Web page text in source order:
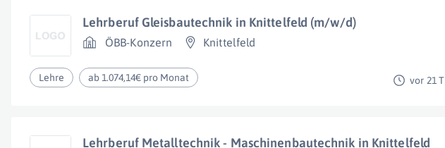
Lehrberuf Gleisbautechnik in Knittelfeld (m/w/d)
ÖBB-Konzern Knittelfeld
Lehre ab 1.074,14€ pro Monat vor 21 T
Lehrberuf Metalltechnik - Maschinenbautechnik in Knittelfeld